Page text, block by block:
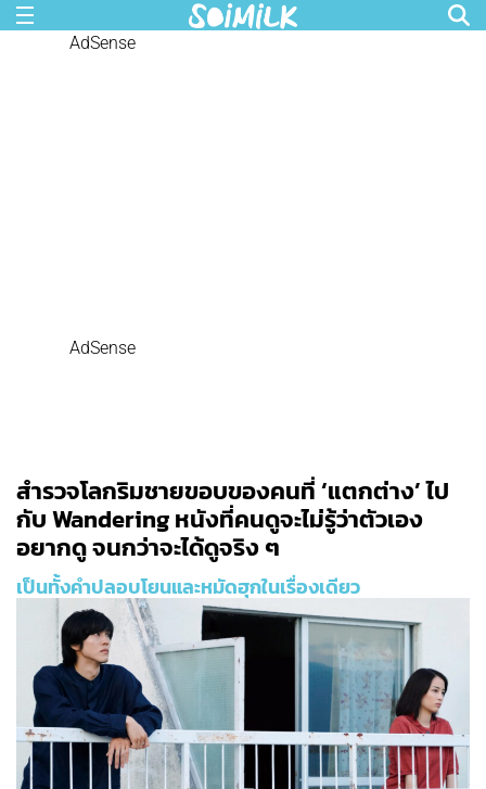
AdSense
AdSense
สำรวจโลกริมชายขอบของคนที่ ‘แตกต่าง’ ไป
กับ Wandering หนังที่คนดูจะไม่รู้ว่าตัวเอง
อยากดู จนกว่าจะได้ดูจริง ๆ
เป็นทั้งคำปลอบโยนและหมัดฮุกในเรื่องเดียว